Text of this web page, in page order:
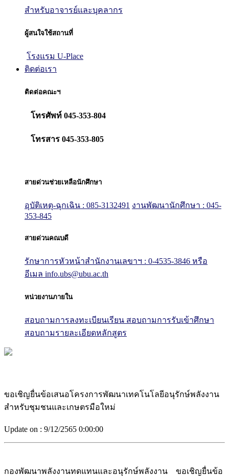
สำหรับอาจารย์และบุคลากร
ผู้สนใจใช้สถานที่
โรงแรม U-Place
ติดต่อเรา
ติดต่อคณะฯ
โทรศัพท์ 045-353-804
โทรสาร 045-353-805
สายด่วนช่วยเหลือนักศึกษา
อุบัติเหตุ-ฉุกเฉิน : 085-3132491 งานพัฒนานักศึกษา : 045-
353-845
สายด่วนคณบดี
รักษาการหัวหน้าสำนักงานเลขาฯ : 0-4535-3846 หรือ
อีเมล info.ubs@ubu.ac.th
หน่วยงานภายใน
สอบถามการลงทะเบียนเรียน สอบถามการรับเข้าศึกษา
สอบถามรายละเอียดหลักสูตร
ขอเชิญยื่นข้อเสนอโครงการพัฒนาเทคโนโลยีอนุรักษ์พลังงาน
สำหรับชุมชนและเกษตรมือใหม่
Update on : 9/12/2565 0:00:00
กองพัฒนาพลังงานทดแทนและอนุรักษ์พลังงาน ขอเชิญยื่นข้อ